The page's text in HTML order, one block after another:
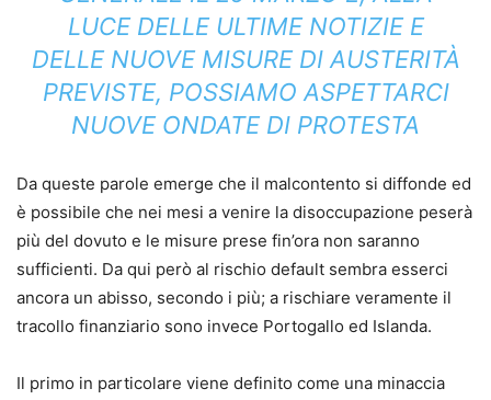
LUCE DELLE ULTIME NOTIZIE E
DELLE NUOVE MISURE DI AUSTERITÀ
PREVISTE, POSSIAMO ASPETTARCI
NUOVE ONDATE DI PROTESTA
Da queste parole emerge che il malcontento si diffonde ed
è possibile che nei mesi a venire la disoccupazione peserà
più del dovuto e le misure prese fin’ora non saranno
sufficienti. Da qui però al rischio default sembra esserci
ancora un abisso, secondo i più; a rischiare veramente il
tracollo finanziario sono invece Portogallo ed Islanda.
Il primo in particolare viene definito come una minaccia